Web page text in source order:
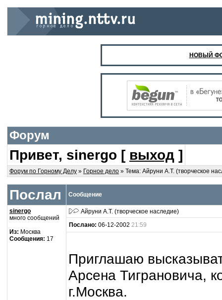
НОВЫЙ
Форум
Привет, sinergo [ выход ]
Форум по Горному Делу » Горное дело » Тема: Айруни А.Т. (творческое
Послал Сообщение
sinergo
много сообщений
Из: Москва
Сообщения: 17
Айруни А.Т. (творческое наследие)
Послано: 06-12-2002 21:59
Приглашаю
Арсена Тиграновича,
г.Москва.